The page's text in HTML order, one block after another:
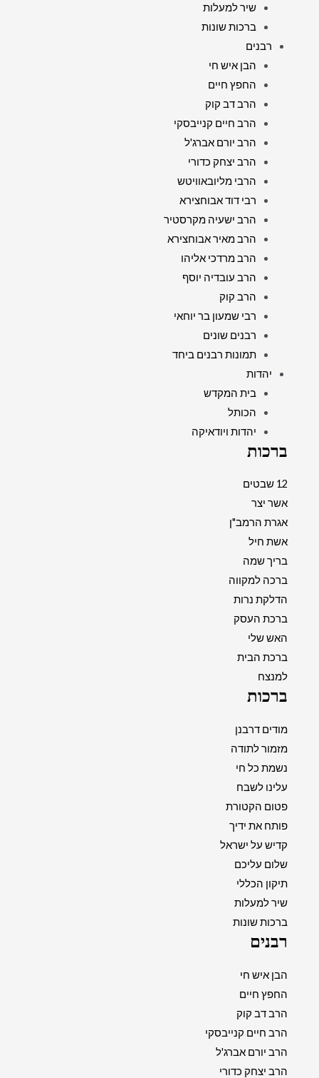
שיר למעלות
ברכות שונות
רבנים
הבן איש חי
החפץ חיים
הרב דב קוק
הרב חיים קנייבסקי
הרב יורם אברג'ל
הרב יצחק כדורי
הרבי מליובאוויטש
רבי דוד אבוחצירא
הרב ישעיה מקרסטיר
הרב מאיר אבוחצירא
הרב מרדכי אליהו
הרב עובדיה יוסף
הרב קוק
רבי שמעון בר יוחאי
רבנים שונים
תמונות רבנים ביחד
יהדות
בית המקדש
הכותל
יהדות ויודאיקה
ברכות
12 שבטים
אשר יצר
אגרת הרמב"ן
אשת חיל
בריך שמה
ברכה למקווה
הדלקת נרות
ברכת העסק
האש שלי
ברכת הבית
למנצח
ברכות
מודים דרבנן
מזמור לתודה
נשמת כל חי
עלינו לשבח
פטום הקטורת
פותח את ידיך
קדיש על ישראל
שלום עליכם
תיקון הכללי
שיר למעלות
ברכות שונות
רבנים
הבן איש חי
החפץ חיים
הרב דב קוק
הרב חיים קנייבסקי
הרב יורם אברג'ל
הרב יצחק כדורי